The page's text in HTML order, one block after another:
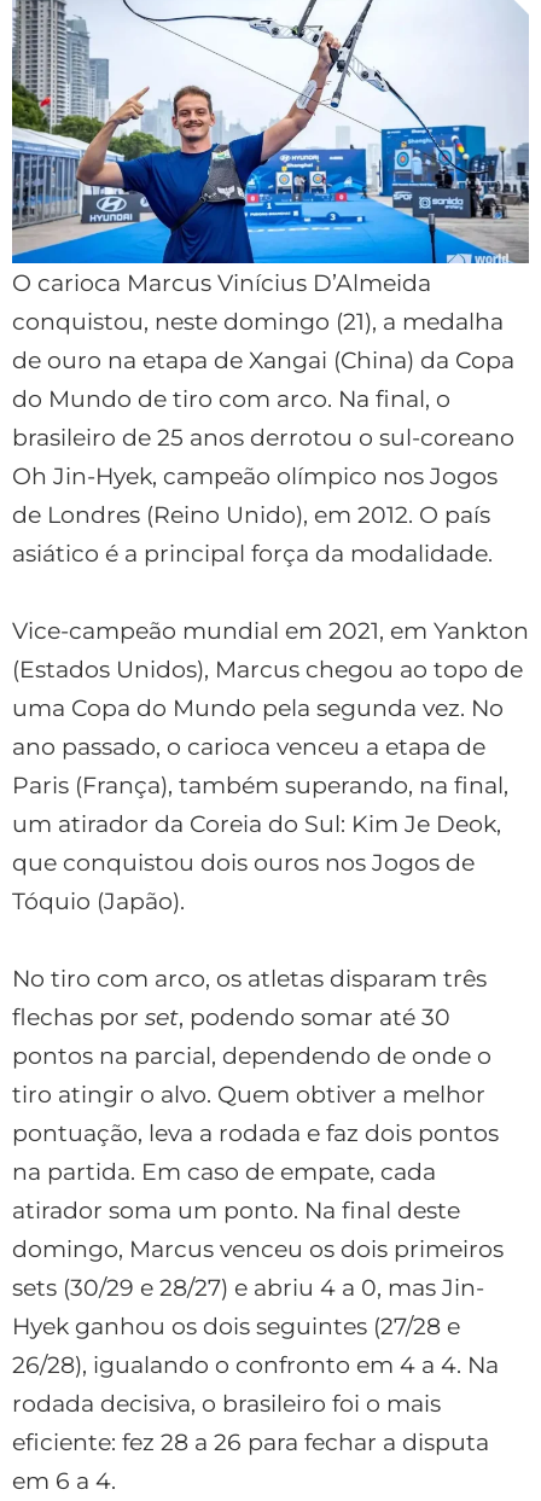
O carioca Marcus Vinícius D’Almeida
conquistou, neste domingo (21), a medalha
de ouro na etapa de Xangai (China) da Copa
do Mundo de tiro com arco. Na final, o
brasileiro de 25 anos derrotou o sul-coreano
Oh Jin-Hyek, campeão olímpico nos Jogos
de Londres (Reino Unido), em 2012. O país
asiático é a principal força da modalidade.
Vice-campeão mundial em 2021, em Yankton
(Estados Unidos), Marcus chegou ao topo de
uma Copa do Mundo pela segunda vez. No
ano passado, o carioca venceu a etapa de
Paris (França), também superando, na final,
um atirador da Coreia do Sul: Kim Je Deok,
que conquistou dois ouros nos Jogos de
Tóquio (Japão).
No tiro com arco, os atletas disparam três
flechas por set, podendo somar até 30
pontos na parcial, dependendo de onde o
tiro atingir o alvo. Quem obtiver a melhor
pontuação, leva a rodada e faz dois pontos
na partida. Em caso de empate, cada
atirador soma um ponto. Na final deste
domingo, Marcus venceu os dois primeiros
sets (30/29 e 28/27) e abriu 4 a 0, mas Jin-
Hyek ganhou os dois seguintes (27/28 e
26/28), igualando o confronto em 4 a 4. Na
rodada decisiva, o brasileiro foi o mais
eficiente: fez 28 a 26 para fechar a disputa
em 6 a 4.